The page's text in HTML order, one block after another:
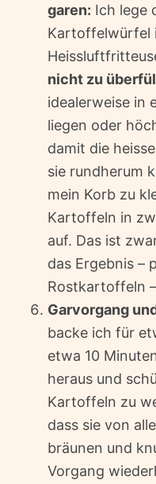
garen: Ich lege
Kartoffelwürfel
nicht zu
idealerweise in
liegen oder
damit die
sie rundherum
mein Korb zu
Kartoffeln in
auf. Das ist
das Ergebnis –
Rostkartoffeln
Garvorgang
backe ich für
etwa 10
heraus und
Kartoffeln zu
dass sie von
bräunen und
Vorgang